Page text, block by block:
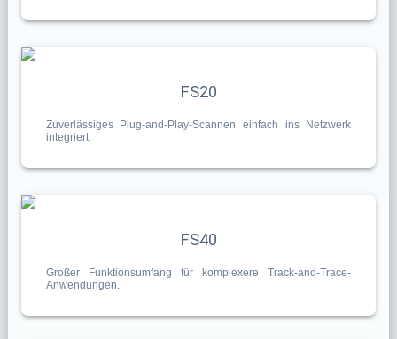
FS20
Zuverlässiges Plug-and-Play-Scannen einfach ins Netzwerk
integriert.
FS40
Großer Funktionsumfang für komplexere Track-and-Trace-
Anwendungen.